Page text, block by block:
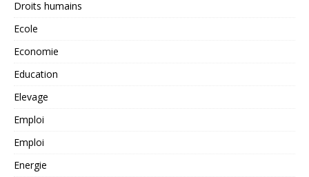
Droits humains
Ecole
Economie
Education
Elevage
Emploi
Emploi
Energie